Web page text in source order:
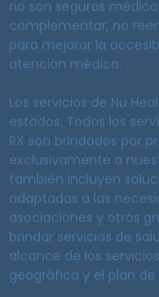
no son seguros
complementar, no
para mejorar la
atención médica.
Los servicios de Nu
estados. Todos los
RX son brindados por
exclusivamente a
también incluyen
adaptadas a las
asociaciones y otros
brindar servicios de
alcance de los
geográfica y el plan